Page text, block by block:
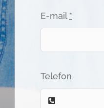
E-mail *
Telefon